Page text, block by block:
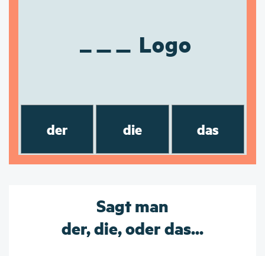
Logo
der die das
Sagt man
der, die, oder das...